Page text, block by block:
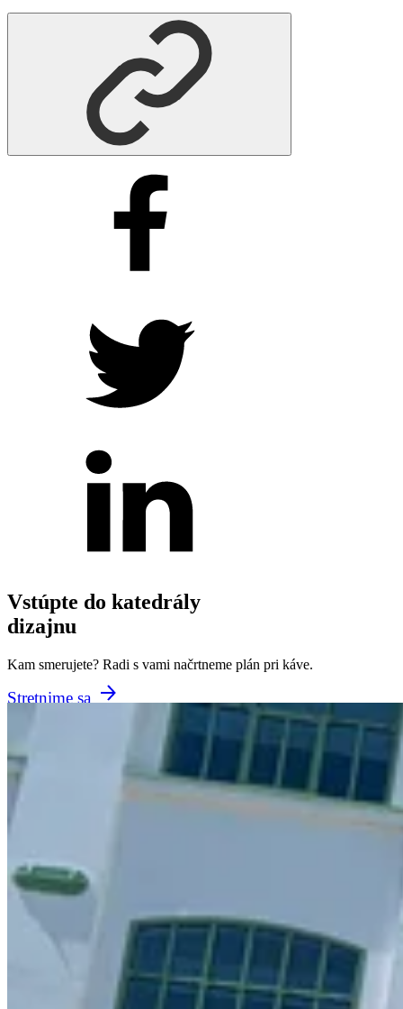
Vstúpte do katedrály
dizajnu
Kam smerujete? Radi s vami načrtneme plán pri káve.
Stretnime sa